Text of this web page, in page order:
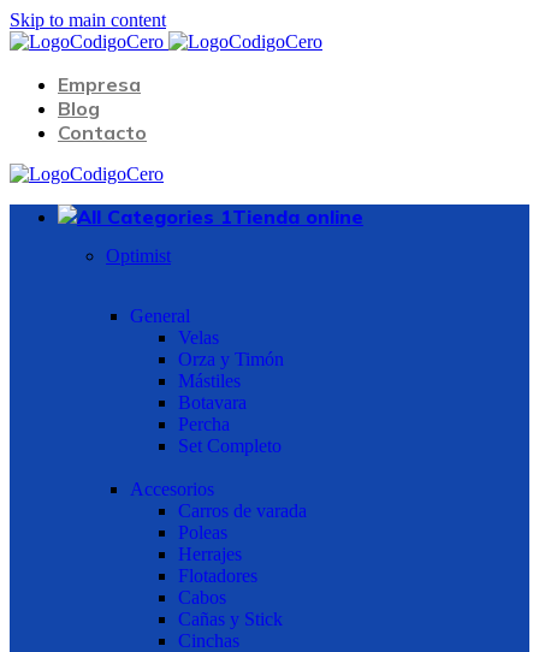
Skip to main content
Empresa
Blog
Contacto
Tienda online
Optimist
General
Velas
Orza y Timón
Mástiles
Botavara
Percha
Set Completo
Accesorios
Carros de varada
Poleas
Herrajes
Flotadores
Cabos
Cañas y Stick
Cinchas